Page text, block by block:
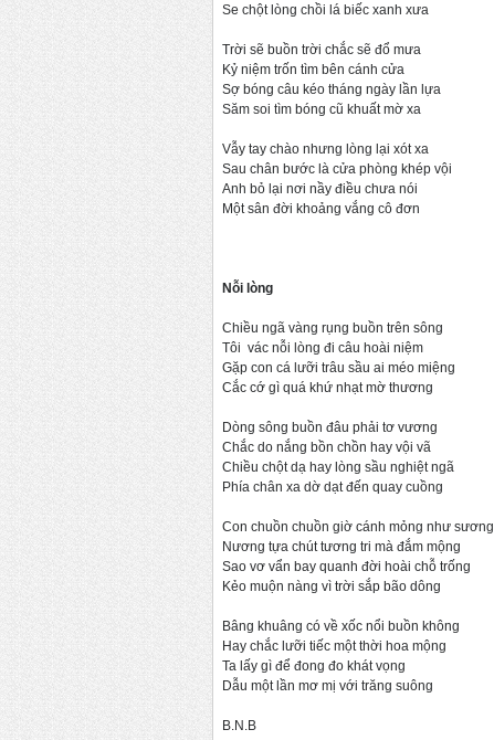
Se chột lòng chồi lá biếc xanh xưa
Trời sẽ buồn trời chắc sẽ đổ mưa
Kỷ niệm trốn tìm bên cánh cửa
Sợ bóng câu kéo tháng ngày lần lựa
Săm soi tìm bóng cũ khuất mờ xa
Vẫy tay chào nhưng lòng lại xót xa
Sau chân bước là cửa phòng khép vội
Anh bỏ lại nơi nầy điều chưa nói
Một sân đời khoảng vắng cô đơn
Nỗi lòng
Chiều ngã vàng rụng buồn trên sông
Tôi vác nỗi lòng đi câu hoài niệm
Gặp con cá lưỡi trâu sầu ai méo miệng
Cắc cớ gì quá khứ nhạt mờ thương
Dòng sông buồn đâu phải tơ vương
Chắc do nắng bồn chồn hay vội vã
Chiều chột dạ hay lòng sầu nghiệt ngã
Phía chân xa dờ dạt đến quay cuồng
Con chuồn chuồn giờ cánh mỏng như sương
Nương tựa chút tương tri mà đắm mộng
Sao vơ vẩn bay quanh đời hoài chỗ trống
Kẻo muộn nàng vì trời sắp bão dông
Bâng khuâng có về xốc nổi buồn không
Hay chắc lưỡi tiếc một thời hoa mộng
Ta lấy gì để đong đo khát vọng
Dẫu một lần mơ mị với trăng suông
B.N.B